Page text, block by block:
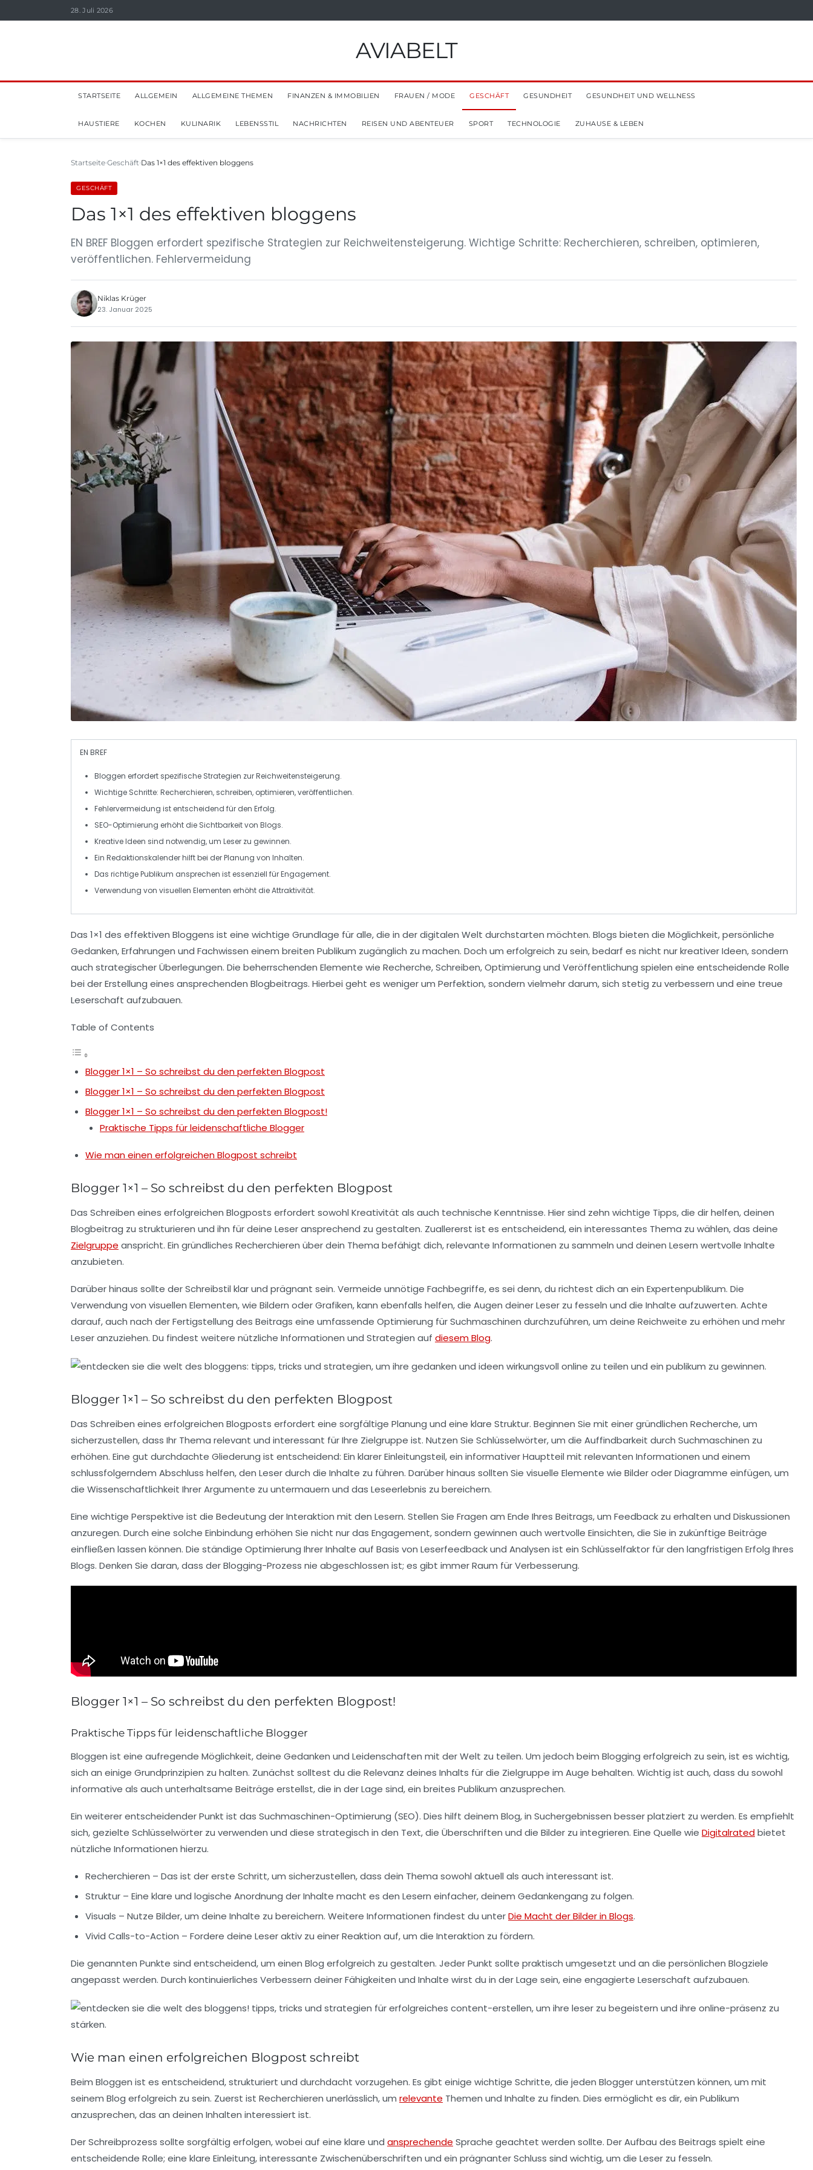
28. Juli 2026
AVIABELT
STARTSEITE ALLGEMEIN ALLGEMEINE THEMEN FINANZEN & IMMOBILIEN FRAUEN / MODE GESCHÄFT GESUNDHEIT GESUNDHEIT UND WELLNESS
HAUSTIERE KOCHEN KULINARIK LEBENSSTIL NACHRICHTEN REISEN UND ABENTEUER SPORT TECHNOLOGIE ZUHAUSE & LEBEN
Startseite Geschäft Das 1×1 des effektiven bloggens
GESCHÄFT
Das 1×1 des effektiven bloggens
EN BREF Bloggen erfordert spezifische Strategien zur Reichweitensteigerung. Wichtige Schritte: Recherchieren, schreiben, optimieren,
veröffentlichen. Fehlervermeidung
Niklas Krüger
23. Januar 2025
EN BREF
Bloggen erfordert spezifische Strategien zur Reichweitensteigerung.
Wichtige Schritte: Recherchieren, schreiben, optimieren,veröffentlichen.
Fehlervermeidung ist entscheidend für den Erfolg.
SEO-Optimierung erhöht die Sichtbarkeit von Blogs.
KreativeIdeen sind notwendig, um Leser zu gewinnen.
Ein Redaktionskalenderhilft bei der Planung von Inhalten.
Das richtigePublikum ansprechen ist essenziell für Engagement.
Verwendung von visuellen Elementen erhöht die Attraktivität.
Das 1×1 des effektiven Bloggens ist eine wichtige Grundlage für alle, die in der digitalen Welt durchstarten möchten. Blogs bieten die Möglichkeit, persönliche
Gedanken, Erfahrungen und Fachwissen einem breiten Publikum zugänglich zu machen. Doch um erfolgreich zu sein, bedarf es nicht nur kreativer Ideen, sondern
auch strategischer Überlegungen. Die beherrschenden Elemente wie Recherche,Schreiben,Optimierung und Veröffentlichung spielen eine entscheidende Rolle
bei der Erstellung eines ansprechenden Blogbeitrags. Hierbei geht es weniger um Perfektion, sondern vielmehr darum, sich stetig zu verbessern und eine treue
Leserschaft aufzubauen.
Table of Contents
Blogger 1×1 – So schreibst du den perfekten Blogpost
Blogger 1×1 – So schreibst du den perfekten Blogpost
Blogger 1×1 – So schreibst du den perfekten Blogpost!
Praktische Tipps für leidenschaftliche Blogger
Wie man einen erfolgreichen Blogpost schreibt
Blogger 1×1 – So schreibst du den perfekten Blogpost
Das Schreiben eines erfolgreichen Blogposts erfordert sowohl Kreativität als auch technische Kenntnisse. Hier sind zehn wichtige Tipps, die dir helfen, deinen
Blogbeitrag zu strukturieren und ihn für deine Leser ansprechend zu gestalten. Zuallererst ist es entscheidend, ein interessantes Thema zu wählen, das deine
Zielgruppe anspricht. Ein gründliches Recherchieren über dein Thema befähigt dich, relevante Informationen zu sammeln und deinen Lesern wertvolle Inhalte
anzubieten.
Darüber hinaus sollte derSchreibstil klar und prägnant sein. Vermeide unnötige Fachbegriffe, es sei denn, du richtest dich an ein Expertenpublikum. Die
Verwendung von visuellen Elementen, wie Bildern oder Grafiken, kann ebenfalls helfen, die Augen deiner Leser zu fesseln und die Inhalte aufzuwerten. Achte
darauf, auch nach der Fertigstellung des Beitrags eine umfassende Optimierung für Suchmaschinen durchzuführen, um deine Reichweite zu erhöhen und mehr
Leser anzuziehen. Du findest weitere nützliche Informationen und Strategien auf diesem Blog.
Blogger 1×1 – So schreibst du den perfekten Blogpost
Das Schreiben eines erfolgreichen Blogposts erfordert eine sorgfältige Planung und eine klare Struktur. Beginnen Sie mit einer gründlichen Recherche, um
sicherzustellen, dass Ihr Thema relevant und interessant für Ihre Zielgruppe ist. Nutzen Sie Schlüsselwörter, um die Auffindbarkeit durch Suchmaschinen zu
erhöhen. Eine gut durchdachte Gliederung ist entscheidend: Ein klarerEinleitungsteil, ein informativerHauptteil mit relevanten Informationen und einem
schlussfolgerndem Abschluss helfen, den Leser durch die Inhalte zu führen. Darüber hinaus sollten Sie visuelle Elemente wie Bilder oder Diagramme einfügen, um
die Wissenschaftlichkeit Ihrer Argumente zu untermauern und das Leseerlebnis zu bereichern.
Eine wichtige Perspektive ist die Bedeutung derInteraktion mit den Lesern. Stellen Sie Fragen am Ende Ihres Beitrags, um Feedback zu erhalten und Diskussionen
anzuregen. Durch eine solche Einbindung erhöhen Sie nicht nur das Engagement, sondern gewinnen auch wertvolle Einsichten, die Sie in zukünftige Beiträge
einfließen lassen können. Die ständige Optimierung Ihrer Inhalte auf Basis von Leserfeedback und Analysen ist ein Schlüsselfaktor für den langfristigen Erfolg Ihres
Blogs. Denken Sie daran, dass der Blogging-Prozess nie abgeschlossen ist; es gibt immer Raum fürVerbesserung.
Blogger 1×1 – So schreibst du den perfekten Blogpost!
Praktische Tipps für leidenschaftliche Blogger
Bloggen ist eine aufregende Möglichkeit, deine Gedanken und Leidenschaften mit der Welt zu teilen. Um jedoch beim Blogging erfolgreich zu sein, ist es wichtig,
sich an einige Grundprinzipien zu halten. Zunächst solltest du die Relevanz deines Inhalts für die Zielgruppe im Auge behalten. Wichtig ist auch, dass du sowohl
informative als auch unterhaltsame Beiträge erstellst, die in der Lage sind, ein breites Publikum anzusprechen.
Ein weiterer entscheidender Punkt ist das Suchmaschinen-Optimierung (SEO). Dies hilft deinem Blog, in Suchergebnissen besser platziert zu werden. Es empfiehlt
sich, gezielte Schlüsselwörter zu verwenden und diese strategisch in den Text, die Überschriften und die Bilder zu integrieren. Eine Quelle wie Digitalratedbietet
nützliche Informationen hierzu.
Recherchieren – Das ist der erste Schritt, um sicherzustellen, dass dein Thema sowohl aktuell als auch interessant ist.
Struktur – Eine klare und logische Anordnung der Inhalte macht es den Lesern einfacher, deinem Gedankengang zu folgen.
Visuals – Nutze Bilder, um deine Inhalte zu bereichern. Weitere Informationen findest du unterDie Macht der Bilder in Blogs.
Vivid Calls-to-Action – Fordere deine Leser aktiv zu einer Reaktion auf, um die Interaktion zu fördern.
Die genannten Punkte sind entscheidend, um einen Blog erfolgreich zu gestalten. Jeder Punkt sollte praktisch umgesetzt und an die persönlichen Blogziele
angepasst werden. Durch kontinuierliches Verbessern deiner Fähigkeiten und Inhalte wirst du in der Lage sein, eine engagierte Leserschaft aufzubauen.
Wie man einen erfolgreichen Blogpost schreibt
Beim Bloggen ist es entscheidend, strukturiert und durchdacht vorzugehen. Es gibt einige wichtige Schritte, die jeden Blogger unterstützen können, um mit
seinem Blog erfolgreich zu sein. Zuerst ist Recherchieren unerlässlich, um relevante Themen und Inhalte zu finden. Dies ermöglicht es dir, ein Publikum
anzusprechen, das an deinen Inhalten interessiert ist.
DerSchreibprozess sollte sorgfältig erfolgen, wobei auf eine klare und ansprechende Sprache geachtet werden sollte. DerAufbau des Beitrags spielt eine
entscheidende Rolle; eine klare Einleitung, interessante Zwischenüberschriften und ein prägnanter Schluss sind wichtig, um die Leser zu fesseln.